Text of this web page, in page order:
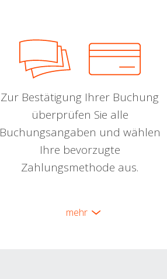
Zur Bestätigung Ihrer Buchung
überprüfen Sie alle
Buchungsangaben und wählen
Ihre bevorzugte
Zahlungsmethode aus.
mehr